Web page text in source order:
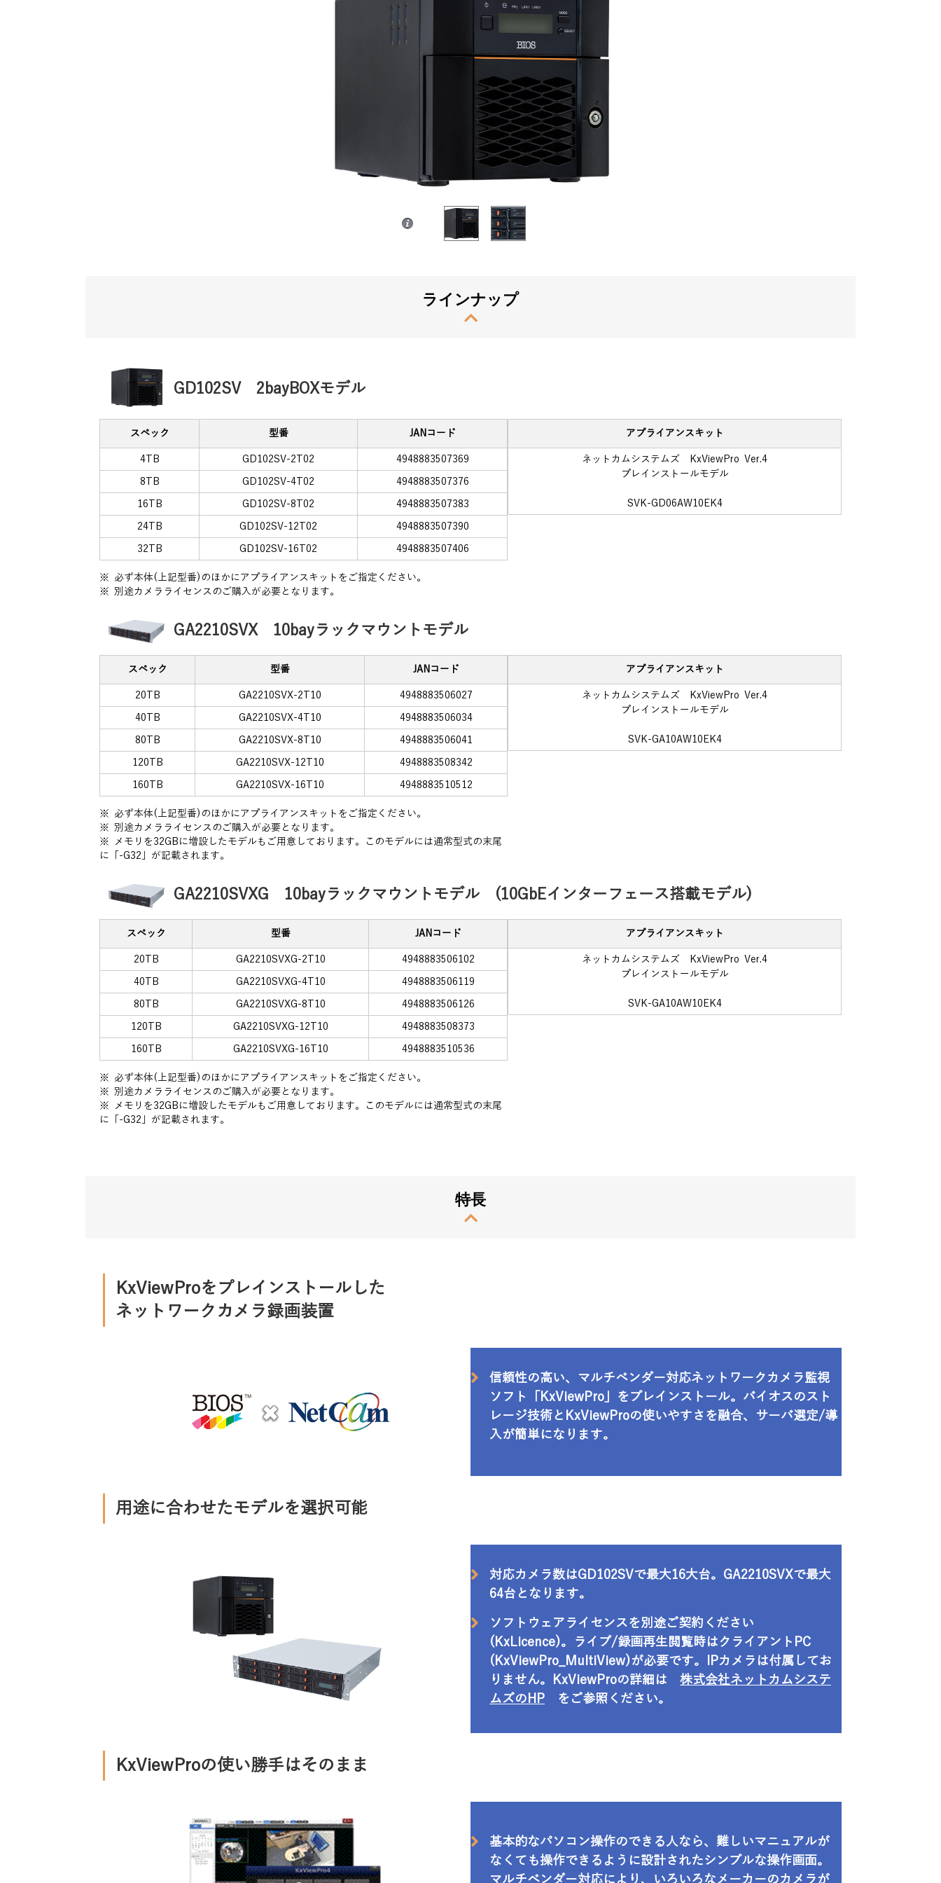
ラインナップ
GD102SV 2bayBOXモデル
スペック 型番 JANコード
4TB GD102SV-2T02 4948883507369
8TB GD102SV-4T02 4948883507376
16TB GD102SV-8T02 4948883507383
24TB GD102SV-12T02 4948883507390
32TB GD102SV-16T02 4948883507406
※ 必ず本体(上記型番)のほかにアプライアンスキットをご指定ください。
※ 別途カメラライセンスのご購入が必要となります。
アプライアンスキット
ネットカムシステムズ KxViewPro Ver.4
プレインストールモデル
SVK-GD06AW10EK4
GA2210SVX 10bayラックマウントモデル
スペック 型番 JANコード
20TB GA2210SVX-2T10 4948883506027
40TB GA2210SVX-4T10 4948883506034
80TB GA2210SVX-8T10 4948883506041
120TB GA2210SVX-12T10 4948883508342
160TB GA2210SVX-16T10 4948883510512
※ 必ず本体(上記型番)のほかにアプライアンスキットをご指定ください。
※ 別途カメラライセンスのご購入が必要となります。
※ メモリを32GBに増設したモデルもご用意しております。このモデルには通常型式の末尾
に「-G32」が記載されます。
アプライアンスキット
ネットカムシステムズ KxViewPro Ver.4
プレインストールモデル
SVK-GA10AW10EK4
GA2210SVXG 10bayラックマウントモデル (10GbEインターフェース搭載モデル)
スペック 型番 JANコード
20TB GA2210SVXG-2T10 4948883506102
40TB GA2210SVXG-4T10 4948883506119
80TB GA2210SVXG-8T10 4948883506126
120TB GA2210SVXG-12T10 4948883508373
160TB GA2210SVXG-16T10 4948883510536
※ 必ず本体(上記型番)のほかにアプライアンスキットをご指定ください。
※ 別途カメラライセンスのご購入が必要となります。
※ メモリを32GBに増設したモデルもご用意しております。このモデルには通常型式の末尾
に「-G32」が記載されます。
アプライアンスキット
ネットカムシステムズ KxViewPro Ver.4
プレインストールモデル
SVK-GA10AW10EK4
特長
KxViewProをプレインストールした
ネットワークカメラ録画装置
信頼性の高い、マルチベンダー対応ネットワークカメラ監視
ソフト「KxViewPro」をプレインストール。バイオスのスト
レージ技術とKxViewProの使いやすさを融合、サーバ選定/導
入が簡単になります。
用途に合わせたモデルを選択可能
対応カメラ数はGD102SVで最大16大台。GA2210SVXで最大
64台となります。
ソフトウェアライセンスを別途ご契約ください
(KxLicence)。ライブ/録画再生閲覧時はクライアントPC
(KxViewPro_MultiView)が必要です。IPカメラは付属してお
りません。KxViewProの詳細は 株式会社ネットカムシステ
ムズのHP をご参照ください。
KxViewProの使い勝手はそのまま
基本的なパソコン操作のできる人なら、難しいマニュアルが
なくても操作できるように設計されたシンプルな操作画面。
マルチベンダー対応により、いろいろなメーカーのカメラが